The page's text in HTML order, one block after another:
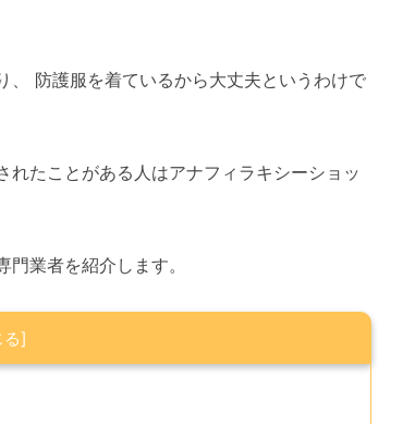
、 防護服を着ているから大丈夫というわけで
たことがある人はアナフィラキシーショッ
業者を紹介します。